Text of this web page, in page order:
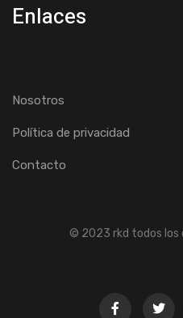
Enlaces
Nosotros
Política de privacidad
Contacto
© 2023 rkd todos los